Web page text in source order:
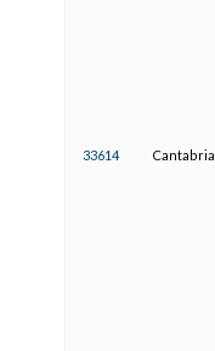
33614 Cantabria